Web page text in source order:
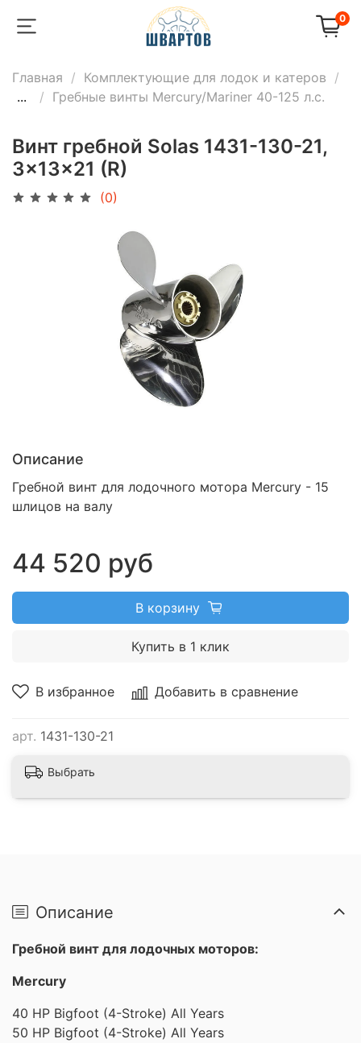
0
Главная
Комплектующие для лодок и катеров
...
Гребные винты Mercury/Mariner 40-125 л.с.
Винт гребной Solas 1431-130-21,
3x13x21 (R)
(0)
В избранное Добавить в сравнение
арт. 1431-130-21
Описание
Гребной винт для лодочного мотора Mercury - 15
шлицов на валу
44 520 руб
В корзину
Купить в 1 клик
Выбрать
Описание
Гребной винт для лодочных моторов:
Mercury
40 HP Bigfoot (4-Stroke) All Years
50 HP Bigfoot (4-Stroke) All Years